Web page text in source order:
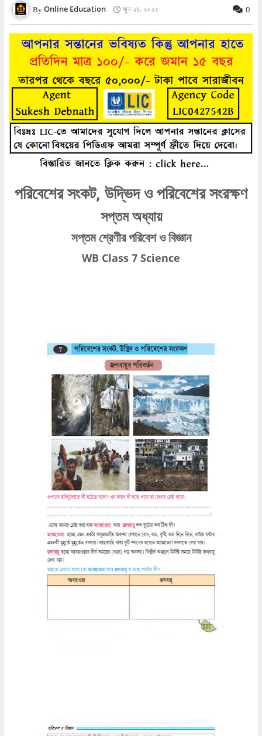
Online Education জুন ২৪, ২০২২ 0
পরিবেশের সংকট, উদ্ভিদ ও পরিবেশের সংরক্ষণ
সপ্তম অধ্যায়
সপ্তম শ্রেণীর পরিবেশ ও বিজ্ঞান
WB Class 7 Science